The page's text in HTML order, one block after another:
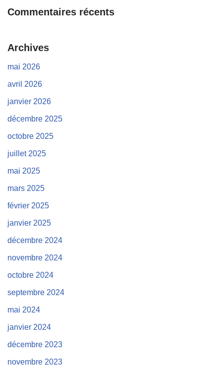
Commentaires récents
Archives
mai 2026
avril 2026
janvier 2026
décembre 2025
octobre 2025
juillet 2025
mai 2025
mars 2025
février 2025
janvier 2025
décembre 2024
novembre 2024
octobre 2024
septembre 2024
mai 2024
janvier 2024
décembre 2023
novembre 2023